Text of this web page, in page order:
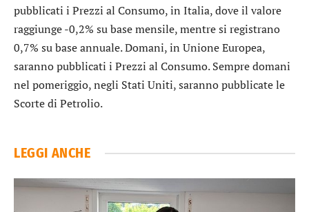
pubblicati i Prezzi al Consumo, in Italia, dove il valore
raggiunge -0,2% su base mensile, mentre si registrano
0,7% su base annuale. Domani, in Unione Europea,
saranno pubblicati i Prezzi al Consumo. Sempre domani
nel pomeriggio, negli Stati Uniti, saranno pubblicate le
Scorte di Petrolio.
LEGGI ANCHE